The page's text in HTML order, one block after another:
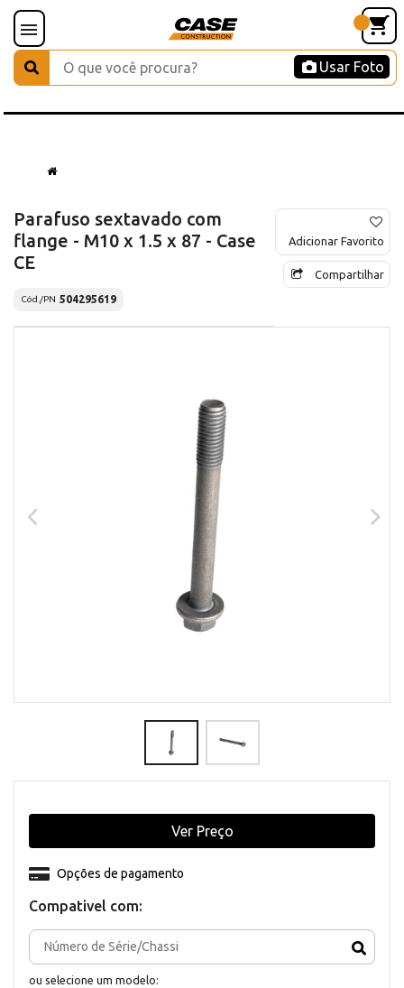
Usar Foto
Parafuso sextavado com
flange - M10 x 1.5 x 87 - Case
CE
Cód./PN 504295619
Adicionar Favorito
Compartilhar
Compativel com:
ou selecione um modelo:
Opções de pagamento
Ver Preço